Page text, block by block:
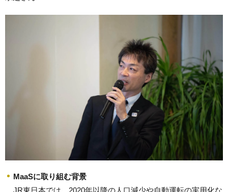
MaaSに取り組む背景
JR東日本では、2020年以降の人口減少や自動運転の実用化な